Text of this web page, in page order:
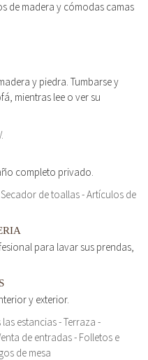
de madera y cómodas camas
y piedra. Tumbarse y
mientras lee o ver su
completo privado.
de toallas - Artículos de
para lavar sus prendas,
y exterior.
estancias - Terraza -
de entradas - Folletos e
de mesa